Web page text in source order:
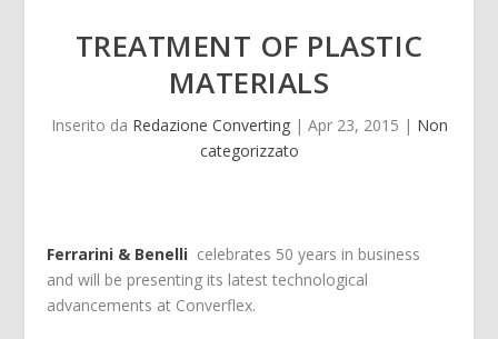
TREATMENT OF PLASTIC
MATERIALS
Inserito da Redazione Converting| Apr 23, 2015 | Non
categorizzato
Ferrarini & Benelli celebrates 50 years in business
and will be presenting its latest technological
advancements at Converflex.